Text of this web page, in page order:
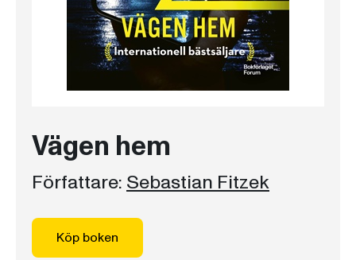
Vägen hem
Författare: Sebastian Fitzek
Köp boken